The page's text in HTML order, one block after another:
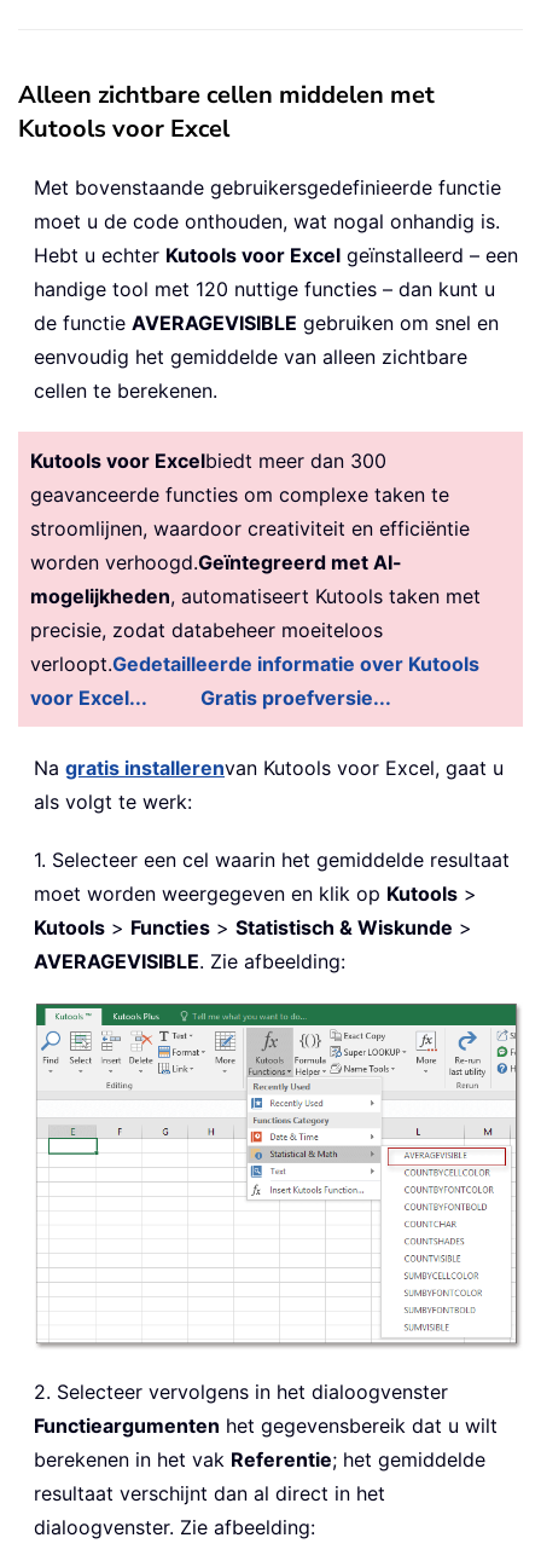
Alleen zichtbare cellen middelen met
Kutools voor Excel
Met bovenstaande gebruikersgedefinieerde functie
moet u de code onthouden, wat nogal onhandig is.
Hebt u echter Kutools voor Excel geïnstalleerd – een
handige tool met 120 nuttige functies – dan kunt u
de functie AVERAGEVISIBLE gebruiken om snel en
eenvoudig het gemiddelde van alleen zichtbare
cellen te berekenen.
Kutools voor Excelbiedt meer dan 300
geavanceerde functies om complexe taken te
stroomlijnen, waardoor creativiteit en efficiëntie
worden verhoogd.Geïntegreerd met AI-
mogelijkheden, automatiseert Kutools taken met
precisie, zodat databeheer moeiteloos
verloopt.Gedetailleerde informatie over Kutools
voor Excel...
Gratis proefversie...
Na gratis installerenvan Kutools voor Excel, gaat u
als volgt te werk:
1. Selecteer een cel waarin het gemiddelde resultaat
moet worden weergegeven en klik op Kutools >
Kutools > Functies > Statistisch & Wiskunde >
AVERAGEVISIBLE. Zie afbeelding:
2. Selecteer vervolgens in het dialoogvenster
Functieargumenten het gegevensbereik dat u wilt
berekenen in het vak Referentie; het gemiddelde
resultaat verschijnt dan al direct in het
dialoogvenster. Zie afbeelding: